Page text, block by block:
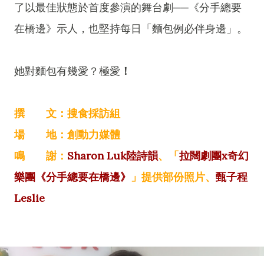
了以最佳狀態於首度參演的舞台劇──《分手總要
在橋邊》示人，也堅持每日「麵包例必伴身邊」。
她對麵包有幾愛？極愛 ！
撰 文：搜食採訪組
場 地：創動力媒體
鳴 謝： Sharon Luk陸詩韻、「拉闊劇團x奇幻
樂團《分手總要在橋邊》
」提供部份照片、 甄子程
Leslie